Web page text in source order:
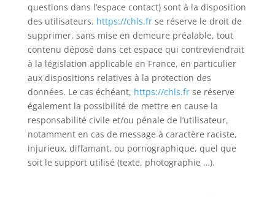
questions dans l’espace contact) sont à la disposition
des utilisateurs. https://chls.frse réserve le droit de
supprimer, sans mise en demeure préalable, tout
contenu déposé dans cet espace qui contreviendrait
à la législation applicable en France, en particulier
aux dispositions relatives à la protection des
données. Le cas échéant, https://chls.frse réserve
également la possibilité de mettre en cause la
responsabilité civile et/ou pénale de l’utilisateur,
notamment en cas de message à caractère raciste,
injurieux, diffamant, ou pornographique, quel que
soit le support utilisé (texte, photographie …).